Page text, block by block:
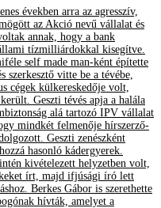
években arra az agresszív,
az Akció nevű vállalat és
annak, hogy a bank
tízmilliárdokkal kisegítve.
self made man-ként építette
szerkesztő vitte be a tévébe,
cégek külkereskedője volt,
Geszti tévés apja a halála
alá tartozó IPV vállalat
mindkét felmenője hírszerző-
Geszti zenészként
hasonló kádergyerek.
kivételezett helyzetben volt,
írt, majd ifjúsági író lett
Berkes Gábor is szerethette
hívták, amelyet a